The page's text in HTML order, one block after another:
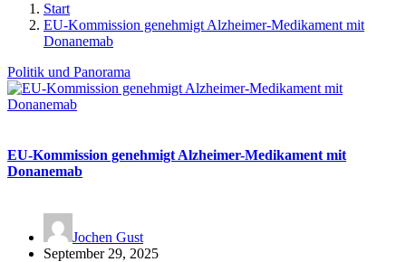
Start
EU-Kommission genehmigt Alzheimer-Medikament mit
Donanemab
Politik und Panorama
EU-Kommission genehmigt Alzheimer-Medikament mit
Donanemab
Jochen Gust
September 29, 2025